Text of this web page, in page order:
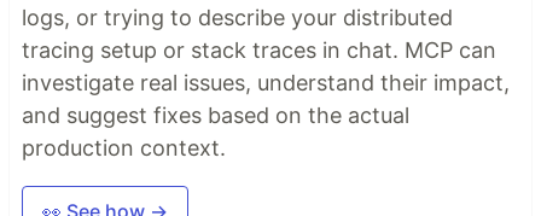
logs, or trying to describe your distributed
tracing setup or stack traces in chat. MCP can
investigate real issues, understand their impact,
and suggest fixes based on the actual
production context.